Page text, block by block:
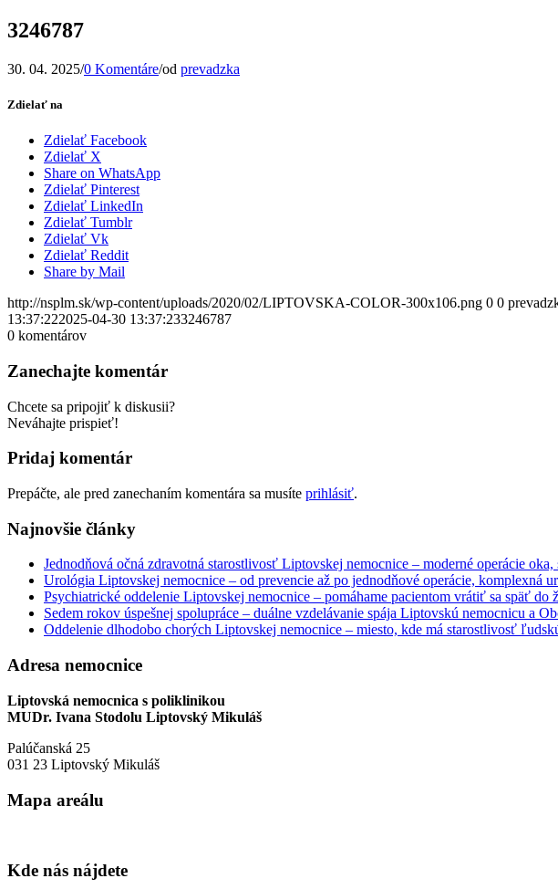
3246787
30. 04. 2025/0 Komentáre/od prevadzka
Zdielať na
Zdielať Facebook
Zdielať X
Share on WhatsApp
Zdielať Pinterest
Zdielať LinkedIn
Zdielať Tumblr
Zdielať Vk
Zdielať Reddit
Share by Mail
http://nsplm.sk/wp-content/uploads/2020/02/LIPTOVSKA-COLOR-300x106.png 0 0
13:37:222025-04-30 13:37:233246787
0 komentárov
Zanechajte komentár
Chcete sa pripojiť k diskusii?
Neváhajte prispieť!
Pridaj komentár
Prepáčte, ale pred zanechaním komentára sa musíte prihlásiť.
Najnovšie články
Jednodňová očná zdravotná starostlivosť Liptovskej nemocnice – moderné operácie
Urológia Liptovskej nemocnice – od prevencie až po jednodňové operácie, komplexná
Psychiatrické oddelenie Liptovskej nemocnice – pomáhame pacientom vrátiť sa späť do
Sedem rokov úspešnej spolupráce – duálne vzdelávanie spája Liptovskú nemocnicu a
Oddelenie dlhodobo chorých Liptovskej nemocnice – miesto, kde má starostlivosť
Adresa nemocnice
Liptovská nemocnica s poliklinikou
MUDr. Ivana Stodolu Liptovský Mikuláš
Palúčanská 25
031 23 Liptovský Mikuláš
Mapa areálu
Kde nás nájdete